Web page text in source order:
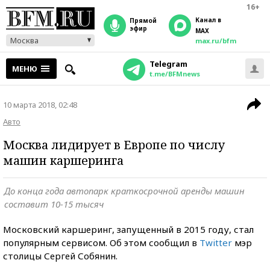
16+
Москва
прямой
эфир
Канал в
MAX
max.ru/bfm
МЕНЮ Telegram
t.me/BFMnews
10 марта 2018, 02:48
Авто
Москва лидирует в Европе по числу
машин каршеринга
До конца года автопарк краткосрочной аренды машин
составит 10-15 тысяч
Московский каршеринг, запущенный в 2015 году, стал
популярным сервисом. Об этом сообщил в Twitter мэр
столицы Сергей Собянин.